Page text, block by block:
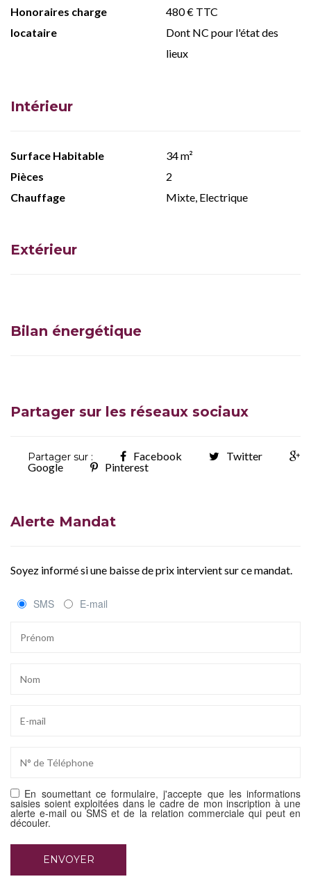
Honoraires charge
locataire
480 € TTC
Dont NC pour l'état des
lieux
Intérieur
Surface Habitable
34 m²
Pièces
2
Chauffage
Mixte, Electrique
Extérieur
Bilan énergétique
Partager sur les réseaux sociaux
Partager sur : Facebook
Twitter
Google
Pinterest
Alerte Mandat
Soyez informé si une baisse de prix intervient sur ce mandat.
SMS E-mail
En soumettant ce formulaire, j'accepte que les informations
saisies soient exploitées dans le cadre de mon inscription à une
alerte e-mail ou SMS et de la relation commerciale qui peut en
découler.